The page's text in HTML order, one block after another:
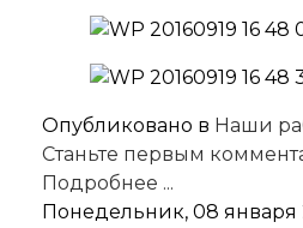
Опубликовано в Наши
Станьте первым
Подробнее ...
Понедельник, 08 января